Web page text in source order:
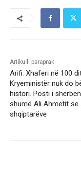
Artikulli paraprak
Arifi: Xhaferi në 100
Kryeministër nuk do
histori. Posti i
shumë Ali Ahmetit se
shqiptarëve